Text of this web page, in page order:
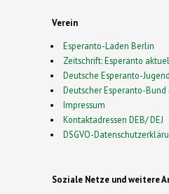
Verein
Esperanto-Laden Berlin
Zeitschrift: Esperanto
Deutsche Esperanto-
Deutscher Esperanto-Bund
Impressum
Kontaktadressen DEB/ DEJ
DSGVO-
Soziale Netze und weitere